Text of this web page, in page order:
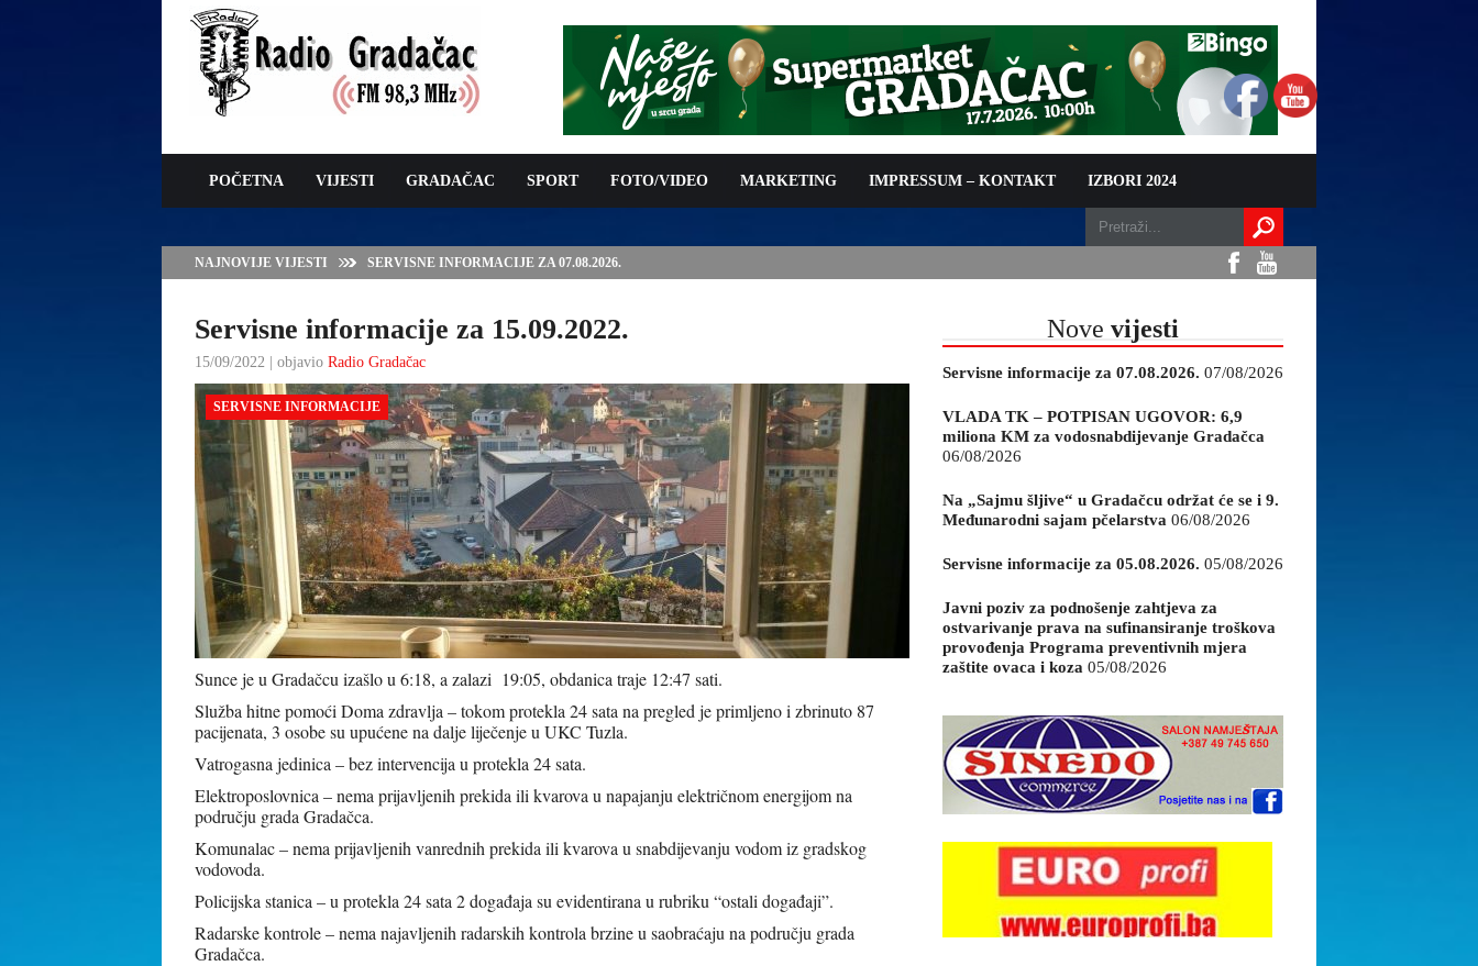
POČETNA VIJESTI GRADAČAC SPORT FOTO/VIDEO MARKETING IMPRESSUM – KONTAKT IZBORI 2024
NAJNOVIJE VIJESTI
VLADA TK – POTPISAN UGOVOR: 6,9 MILIONA KM ZA VODOSNABDIJEVANJE
GRADAČCA
Servisne informacije za 15.09.2022.
15/09/2022 | objavio Radio Gradačac
SERVISNE INFORMACIJE
Sunce je u Gradačcu izašlo u 6:18, a zalazi 19:05, obdanica traje 12:47 sati.
Služba hitne pomoći Doma zdravlja – tokom protekla 24 sata na pregled je primljeno i zbrinuto 87
pacijenata, 3 osobe su upućene na dalje liječenje u UKC Tuzla.
Vatrogasna jedinica – bez intervencija u protekla 24 sata.
Elektroposlovnica – nema prijavljenih prekida ili kvarova u napajanju električnom energijom na
području grada Gradačca.
Komunalac – nema prijavljenih vanrednih prekida ili kvarova u snabdijevanju vodom iz gradskog
vodovoda.
Policijska stanica – u protekla 24 sata 2 događaja su evidentirana u rubriku “ostali događaji”.
Radarske kontrole – nema najavljenih radarskih kontrola brzine u saobraćaju na području grada
Gradačca.
Nove vijesti
Servisne informacije za 07.08.2026. 07/08/2026
VLADA TK – POTPISAN UGOVOR: 6,9
miliona KM za vodosnabdijevanje Gradačca
06/08/2026
Na „Sajmu šljive“ u Gradačcu održat će se i 9.
Međunarodni sajam pčelarstva 06/08/2026
Servisne informacije za 05.08.2026. 05/08/2026
Javni poziv za podnošenje zahtjeva za
ostvarivanje prava na sufinansiranje troškova
provođenja Programa preventivnih mjera
zaštite ovaca i koza 05/08/2026